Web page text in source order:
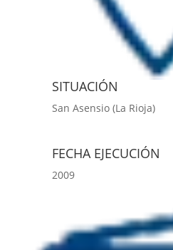
SITUACIÓN
San Asensio (La Rioja)
FECHA EJECUCIÓN
2009